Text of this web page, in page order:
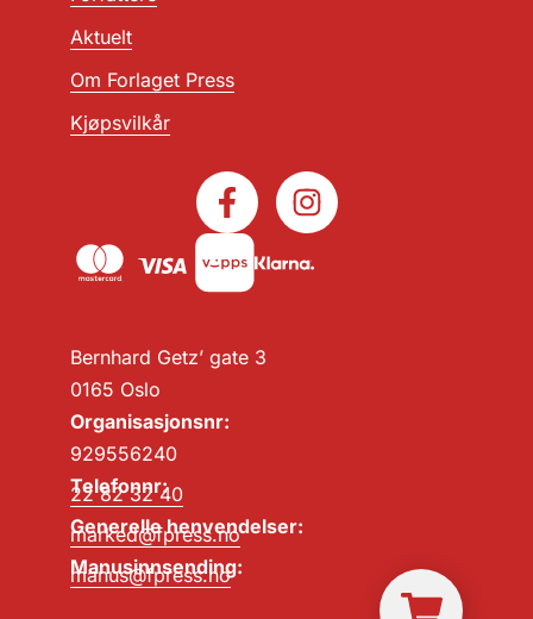
Bernhard Getz’ gate 3
0165 Oslo
Organisasjonsnr:
929556240
Telefonnr:
22 82 32 40
Generelle henvendelser:
marked@fpress.no
Manusinnsending:
manus@fpress.no
Aktuelt
Om Forlaget Press
Kjøpsvilkår